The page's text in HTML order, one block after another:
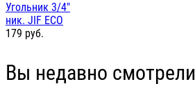
Угольник 3/4"
ник. JIF ЕСО
179 руб.
Вы недавно смотрели